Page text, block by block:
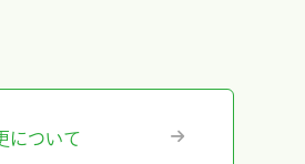
について